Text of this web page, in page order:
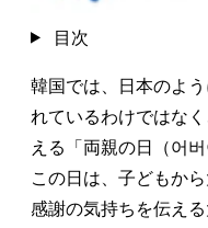
目次
韓国では、日本のよう
れているわけではな
える「両親の日（어
この日は、子どもか
感謝の気持ちを伝え